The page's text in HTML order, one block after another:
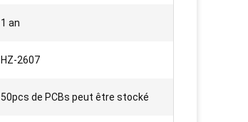
1 an
HZ-2607
50pcs de PCBs peut être stocké